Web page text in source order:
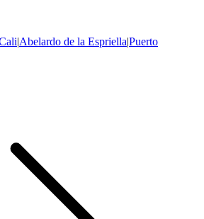
|Abelardo de la Espriella|Puerto